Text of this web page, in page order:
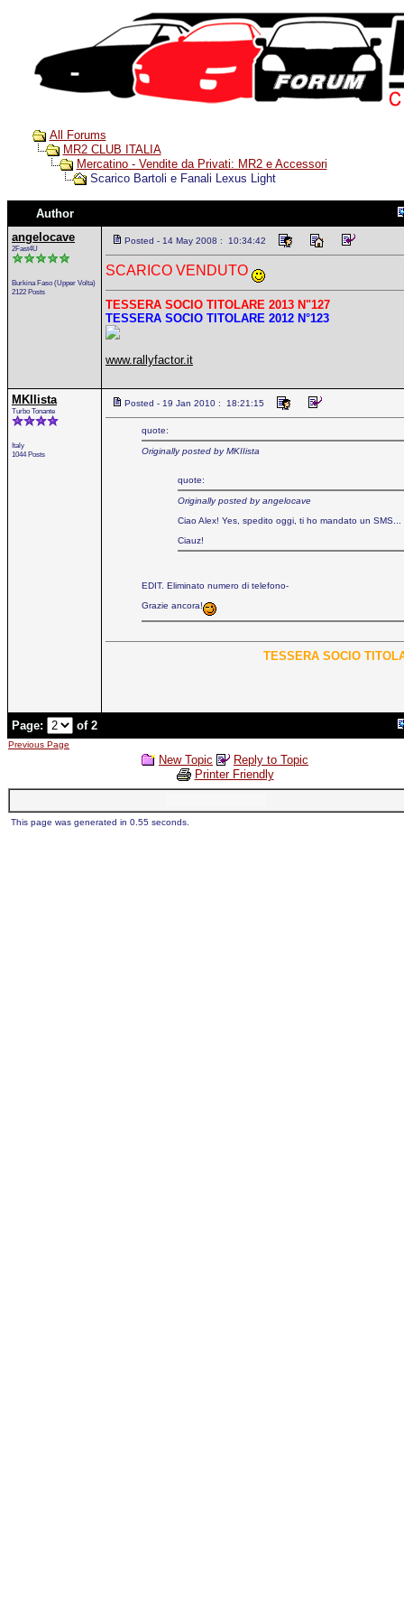
All Forums
MR2 CLUB ITALIA
Mercatino - Vendite da Privati: MR2 e Accessori
Scarico Bartoli e Fanali Lexus Light
Author
angelocave
2Fast4U
Burkina Faso (Upper Volta)
2122 Posts
Posted - 14 May 2008 : 10:34:42
SCARICO VENDUTO
TESSERA SOCIO TITOLARE 2013 N"127
TESSERA SOCIO TITOLARE 2012 N°123
www.rallyfactor.it
MKIIista
Turbo Tonante
Italy
1044 Posts
Posted - 19 Jan 2010 : 18:21:15
quote:
Originally posted by MKIIista
quote:
Originally posted by angelocave
Ciao Alex! Yes, spedito oggi, ti ho mandato un
Ciauz!
EDIT. Eliminato numero di telefono-
Grazie ancora!
TESSERA SOCIO
Page: of 2
Previous Page
New Topic
Reply to Topic
Printer Friendly
This page was generated in 0.55 seconds.